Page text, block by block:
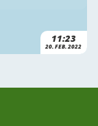
11:23
20. FEB. 2022